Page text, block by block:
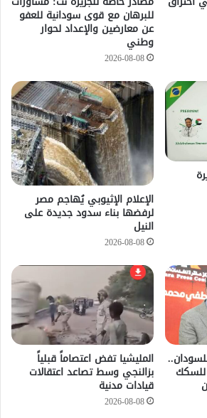
للبرهان مع قوى سودانية للعفو
عن معارضين والإعداد لحوار
وطني
2026-08-08
الإعلام الإثيوبي يُهاجم مصر
لرفضها بناء سدود جديدة على
النيل
2026-08-08
للسكك
المليشيا تفض اعتصاماً قبلياً
بزالنجي وسط تصاعد اعتقالات
قيادات مدنية
2026-08-08